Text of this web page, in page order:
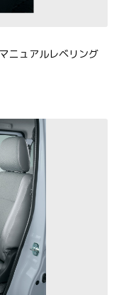
ニュアルレベリング